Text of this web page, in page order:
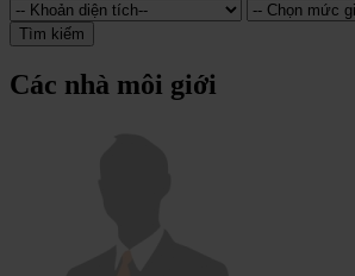
Tìm kiếm
Các nhà môi giới